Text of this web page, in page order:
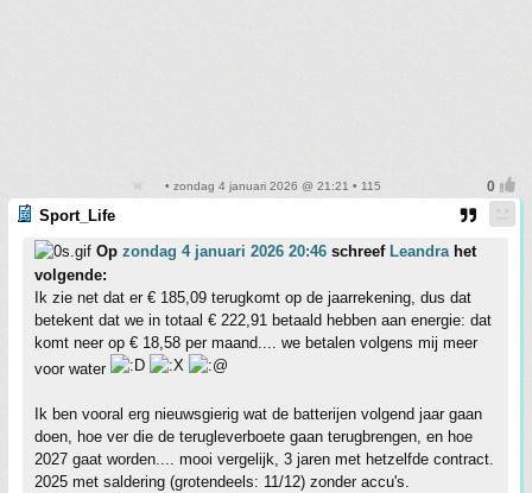
• zondag 4 januari 2026 @ 21:21 • 115
Sport_Life
Op zondag 4 januari 2026 20:46 schreef Leandra het
volgende:
Ik zie net dat er € 185,09 terugkomt op de jaarrekening, dus dat
betekent dat we in totaal € 222,91 betaald hebben aan energie: dat
komt neer op € 18,58 per maand.... we betalen volgens mij meer
voor water
Ik ben vooral erg nieuwsgierig wat de batterijen volgend jaar gaan
doen, hoe ver die de terugleverboete gaan terugbrengen, en hoe
2027 gaat worden.... mooi vergelijk, 3 jaren met hetzelfde contract.
2025 met saldering (grotendeels: 11/12) zonder accu's.